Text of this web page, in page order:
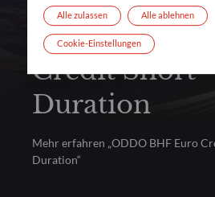
ODDO BHF
Credit Short
Duration
Mehr erfahren „ODDO BHF Euro
Duration“
Alle ablehnen
Alle zulassen
Cookie-Einstellungen